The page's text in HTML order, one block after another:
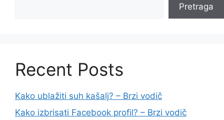
Pretraga
Recent Posts
Kako ublažiti suh kašalj? – Brzi vodič
Kako izbrisati Facebook profil? – Brzi vodič